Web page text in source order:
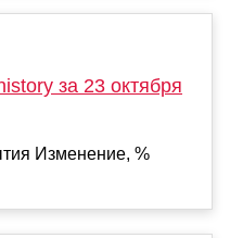
за 23 октября
Изменение, %